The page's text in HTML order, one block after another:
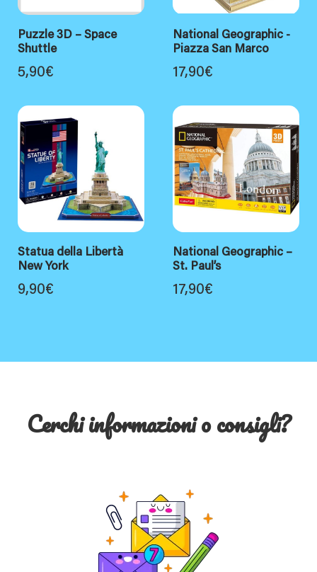
Puzzle 3D – Space
Shuttle
5,90€
National Geographic -
Piazza San Marco
17,90€
Statua della Libertà
New York
9,90€
National Geographic –
St. Paul’s
17,90€
Cerchi informazioni o consigli?